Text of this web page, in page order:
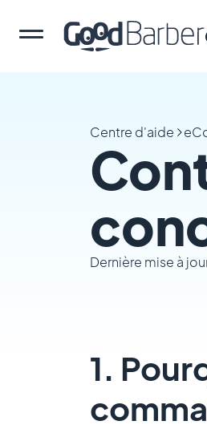
Centre d'aide
Dernière mise à
1.